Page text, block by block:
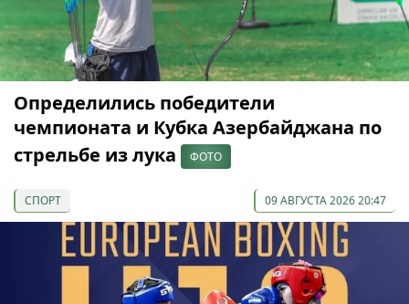
Определились победители
чемпионата и Кубка Азербайджана по
стрельбе из лука
ФОТО
СПОРТ 09 АВГУСТА 2026 20:47